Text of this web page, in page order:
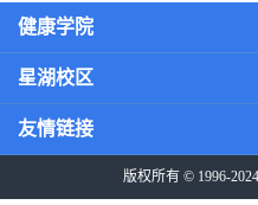
健康学院
星湖校区
友情链接
版权所有 © 1996-2024